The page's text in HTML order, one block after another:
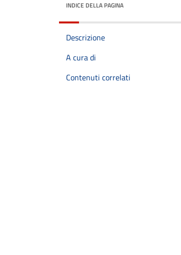
INDICE DELLA PAGINA
Descrizione
A cura di
Contenuti correlati